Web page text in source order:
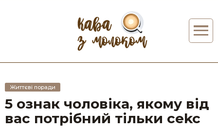
Життєві поради
5 ознак чоловіка, якому від
вас потрібний тільки сеkc